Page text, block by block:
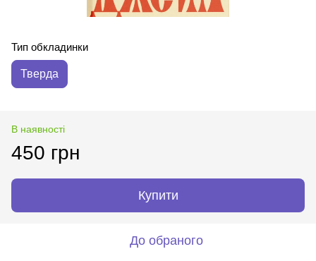
Тип обкладинки
Тверда
В наявності
450 грн
Купити
До обраного